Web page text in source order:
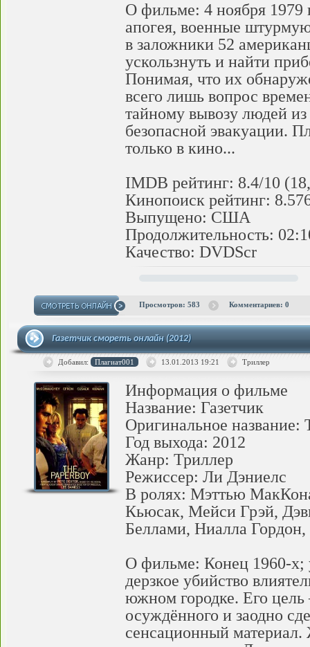
О фильме: 4 ноября 1979
апогея, военные
в заложники 52
ускользнуть и найти
Понимая, что их
всего лишь вопрос
тайному вывозу людей
безопасной эвакуации.
только в кино...
IMDB рейтинг: 8.4/10
Кинопоиск рейтинг:
Выпущено: США
Продолжительность:
Качество: DVDScr
Просмотров: 583 Комментариев: 0
Газетчик смореть онлайн (2012)
Добавил: Плагиат001 13.01.2013 19:21 Триллер
Информация о фильме
Название: Газетчик
Оригинальное название:
Год выхода: 2012
Жанр: Триллер
Режиссер: Ли Дэниелс
В ролях: Мэттью
Кьюсак, Мейси Грэй,
Беллами, Ниалла
О фильме: Конец 1960-х;
дерзкое убийство
южном городке. Его
осуждённого и заодно
сенсационный